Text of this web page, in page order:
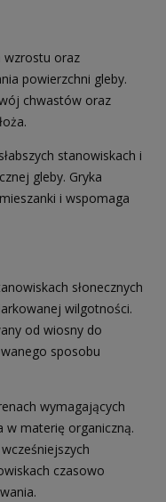
wzrostu oraz
powierzchni gleby.
chwastów oraz
stanowiskach i
gleby. Gryka
i wspomaga
słonecznych
wilgotności.
od wiosny do
sposobu
wymagających
w materię organiczną.
czasowo